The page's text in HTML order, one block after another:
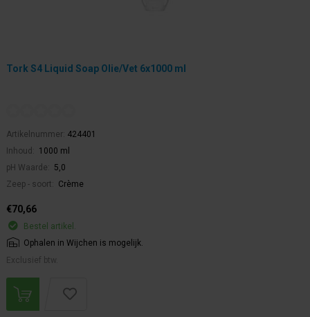
Tork S4 Liquid Soap Olie/Vet 6x1000 ml
Artikelnummer: 424401
Inhoud:
1000 ml
pH Waarde:
5,0
Zeep - soort:
Crème
€70,66
Bestel artikel.
Ophalen in Wijchen is mogelijk.
Exclusief btw.